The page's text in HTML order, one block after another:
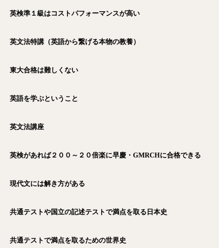
英検準１級はコストパフォーマンスが高い
英文法特講（英語から繋げる本物の教養）
東大合格は難しくない
英語を学ぶということ
英文法講座
英検があれば２００～２０倍楽に早慶・GMRCHに合格できる
現代文には解き方がある
共通テストや国立の記述テストで満点を取る日本史
共通テストで満点を取るための世界史
電話 メール